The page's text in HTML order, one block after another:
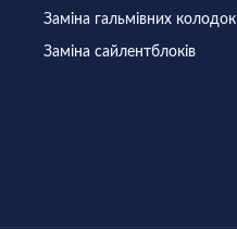
Заміна гальмівних колодок
Заміна сайлентблоків